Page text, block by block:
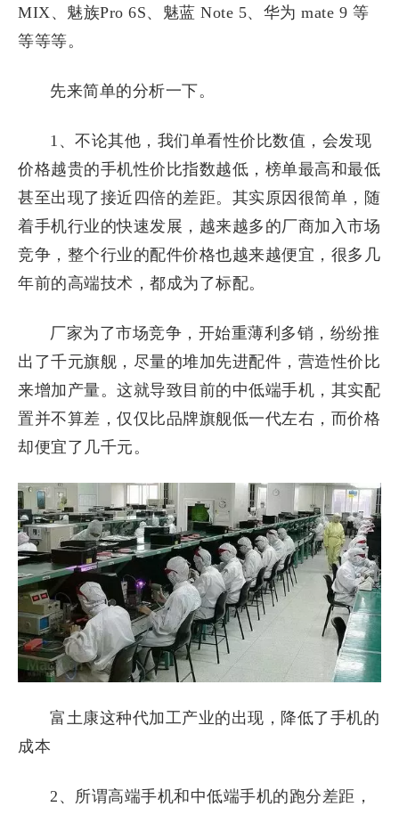
MIX、魅族Pro 6S、魅蓝 Note 5、华为 mate 9 等
等等等。
先来简单的分析一下。
1、不论其他，我们单看性价比数值，会发现
价格越贵的手机性价比指数越低，榜单最高和最低
甚至出现了接近四倍的差距。其实原因很简单，随
着手机行业的快速发展，越来越多的厂商加入市场
竞争，整个行业的配件价格也越来越便宜，很多几
年前的高端技术，都成为了标配。
厂家为了市场竞争，开始重薄利多销，纷纷推
出了千元旗舰，尽量的堆加先进配件，营造性价比
来增加产量。这就导致目前的中低端手机，其实配
置并不算差，仅仅比品牌旗舰低一代左右，而价格
却便宜了几千元。
富土康这种代加工产业的出现，降低了手机的
成本
2、所谓高端手机和中低端手机的跑分差距，